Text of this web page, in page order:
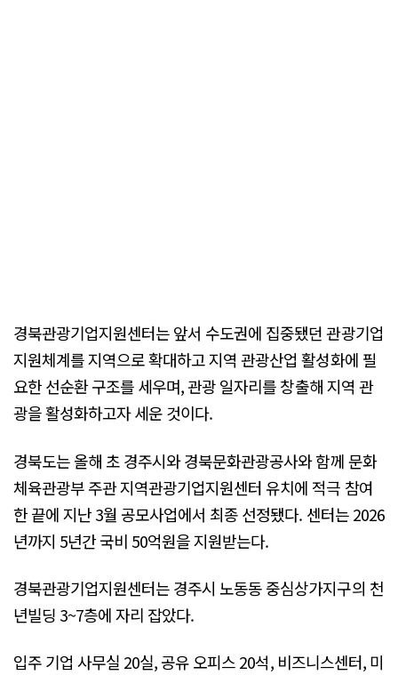
경북관광기업지원센터는 앞서 수도권에 집중됐던 관광기업
지원체계를 지역으로 확대하고 지역 관광산업 활성화에 필
요한 선순환 구조를 세우며, 관광 일자리를 창출해 지역 관
광을 활성화하고자 세운 것이다.
경북도는 올해 초 경주시와 경북문화관광공사와 함께 문화
체육관광부 주관 지역관광기업지원센터 유치에 적극 참여
한 끝에 지난 3월 공모사업에서 최종 선정됐다. 센터는 2026
년까지 5년간 국비 50억원을 지원받는다.
경북관광기업지원센터는 경주시 노동동 중심상가지구의 천
년빌딩 3~7층에 자리 잡았다.
입주 기업 사무실 20실, 공유 오피스 20석, 비즈니스센터, 미